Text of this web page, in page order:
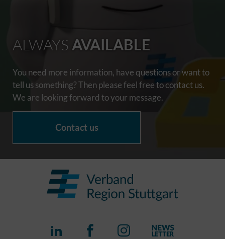
ALWAYS AVAILABLE
You need more information, have questions or want to
tell us something? Then please feel free to contact us.
We are looking forward to your message.
Contact us